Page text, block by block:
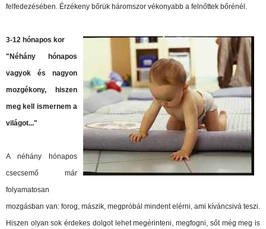
felfedezésében. Érzékeny bőrük háromszor vékonyabb a felnőttek bőrénél.
3-12 hónapos kor
"Néhány hónapos
vagyok és nagyon
mozgékony, hiszen
meg kell ismernem a
világot..."
A néhány hónapos
csecsemő már
folyamatosan
mozgásban van: forog, mászik, megpróbál mindent elérni, ami kíváncsivá teszi.
Hiszen olyan sok érdekes dolgot lehet megérinteni, megfogni, sőt még meg is